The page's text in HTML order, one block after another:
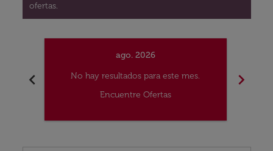
ofertas.
chevron_left
ago. 2026
No hay resultados para este mes.
Encuentre Ofertas
chevron_right